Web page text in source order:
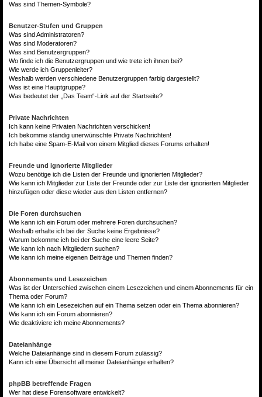
Was sind Themen-Symbole?
Benutzer-Stufen und Gruppen
Was sind Administratoren?
Was sind Moderatoren?
Was sind Benutzergruppen?
Wo finde ich die Benutzergruppen und wie trete ich ihnen bei?
Wie werde ich Gruppenleiter?
Weshalb werden verschiedene Benutzergruppen farbig dargestellt?
Was ist eine Hauptgruppe?
Was bedeutet der „Das Team“-Link auf der Startseite?
Private Nachrichten
Ich kann keine Privaten Nachrichten verschicken!
Ich bekomme ständig unerwünschte Private Nachrichten!
Ich habe eine Spam-E-Mail von einem Mitglied dieses Forums erhalten!
Freunde und ignorierte Mitglieder
Wozu benötige ich die Listen der Freunde und ignorierten Mitglieder?
Wie kann ich Mitglieder zur Liste der Freunde oder zur Liste der ignorierten Mitglieder
hinzufügen oder diese wieder aus den Listen entfernen?
Die Foren durchsuchen
Wie kann ich ein Forum oder mehrere Foren durchsuchen?
Weshalb erhalte ich bei der Suche keine Ergebnisse?
Warum bekomme ich bei der Suche eine leere Seite?
Wie kann ich nach Mitgliedern suchen?
Wie kann ich meine eigenen Beiträge und Themen finden?
Abonnements und Lesezeichen
Was ist der Unterschied zwischen einem Lesezeichen und einem Abonnements für ein
Thema oder Forum?
Wie kann ich ein Lesezeichen auf ein Thema setzen oder ein Thema abonnieren?
Wie kann ich ein Forum abonnieren?
Wie deaktiviere ich meine Abonnements?
Dateianhänge
Welche Dateianhänge sind in diesem Forum zulässig?
Kann ich eine Übersicht all meiner Dateianhänge erhalten?
phpBB betreffende Fragen
Wer hat diese Forensoftware entwickelt?